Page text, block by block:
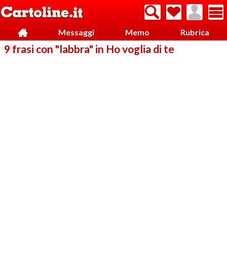
Messaggi Memo Rubrica
9 frasi con "labbra" in Ho voglia di te